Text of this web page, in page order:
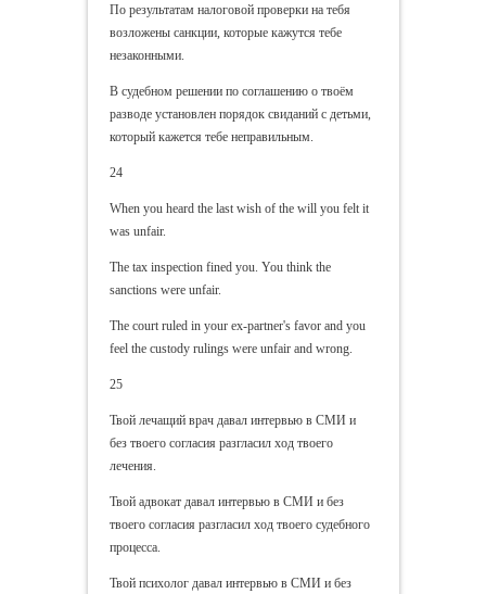
По результатам налоговой проверки на тебя
возложены санкции, которые кажутся тебе
незаконными.
В судебном решении по соглашению о твоём
разводе установлен порядок свиданий с детьми,
который кажется тебе неправильным.
24
When you heard the last wish of the will you felt it
was unfair.
The tax inspection fined you. You think the
sanctions were unfair.
The court ruled in your ex-partner's favor and you
feel the custody rulings were unfair and wrong.
25
Твой лечащий врач давал интервью в СМИ и
без твоего согласия разгласил ход твоего
лечения.
Твой адвокат давал интервью в СМИ и без
твоего согласия разгласил ход твоего судебного
процесса.
Твой психолог давал интервью в СМИ и без